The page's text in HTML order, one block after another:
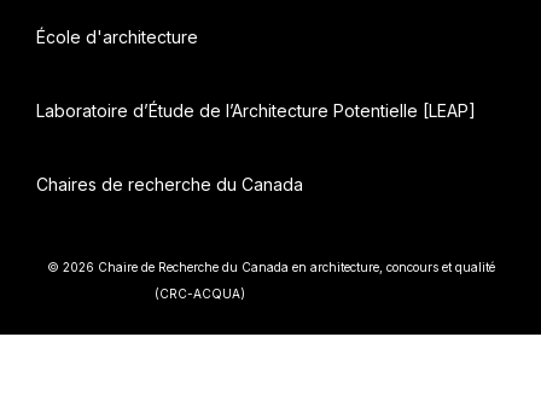
École d'architecture
Laboratoire d’Étude de l’Architecture Potentielle [LEAP]
Chaires de recherche du Canada
© 2026 Chaire de Recherche du Canada en architecture, concours et qualité
(CRC-ACQUA)